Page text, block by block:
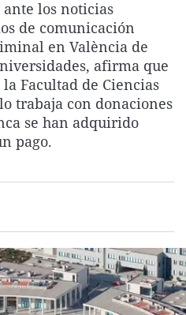
La rosa de los vientos
Gente viajera
Como el perro y el
Caso
Retornados
Equipo de
Operación Viuda
Extremadura
Galicia
La Rioja
Navarra
País Vasco
Virales
Televisión
Elecciones
los noticias
de comunicación
en València de
afirma que
Facultad de Ciencias
trabaja con donaciones
se han adquirido
pago.